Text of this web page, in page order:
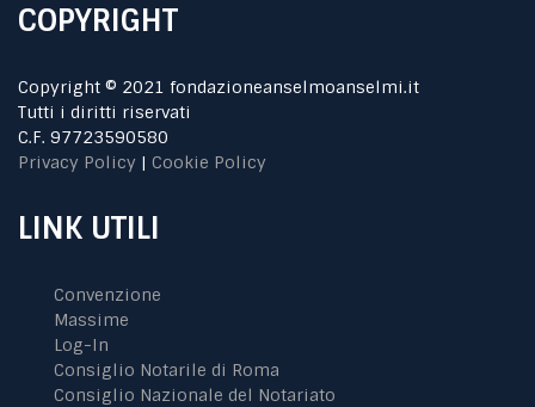
COPYRIGHT
Copyright © 2021 fondazioneanselmoanselmi.it
Tutti i diritti riservati
C.F. 97723590580
Privacy Policy | Cookie Policy
LINK UTILI
Convenzione
Massime
Log-In
Consiglio Notarile di Roma
Consiglio Nazionale del Notariato